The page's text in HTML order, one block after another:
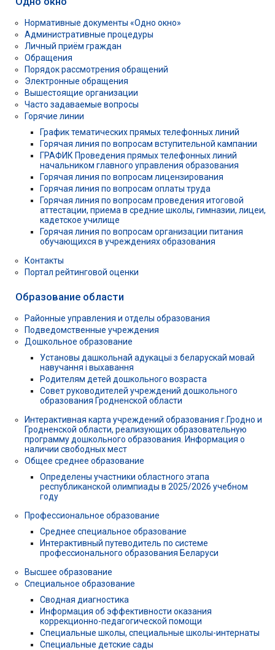
Нормативные документы «Одно окно»
Административные процедуры
Личный приём граждан
Обращения
Порядок рассмотрения обращений
Электронные обращения
Вышестоящие организации
Часто задаваемые вопросы
Горячие линии
График тематических прямых телефонных линий
Горячая линия по вопросам вступительной кампании
ГРАФИК Проведения прямых телефонных линий
начальником главного управления образования
Горячая линия по вопросам лицензирования
Горячая линия по вопросам оплаты труда
Горячая линия по вопросам проведения итоговой
аттестации, приема в средние школы, гимназии, лицеи,
кадетское училище
Горячая линия по вопросам организации питания
обучающихся в учреждениях образования
Контакты
Портал рейтинговой оценки
Образование области
Районные управления и отделы образования
Подведомственные учреждения
Дошкольное образование
Установы дашкольнай адукацыі з беларускай мовай
навучання і выхавання
Родителям детей дошкольного возраста
Совет руководителей учреждений дошкольного
образования Гродненской области
Интерактивная карта учреждений образования г.Гродно и
Гродненской области, реализующих образовательную
программу дошкольного образования. Информация о
наличии свободных мест
Общее среднее образование
Определены участники областного этапа
республиканской олимпиады в 2025/2026 учебном
году
Профессиональное образование
Среднее специальное образование
Интерактивный путеводитель по системе
профессионального образования Беларуси
Высшее образование
Специальное образование
Сводная диагностика
Информация об эффективности оказания
коррекционно-педагогической помощи
Специальные школы, специальные школы-интернаты
Специальные детские сады